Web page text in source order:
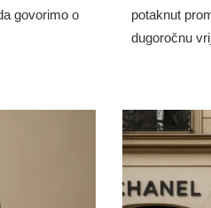
govorimo o
potaknut
dugoročnu